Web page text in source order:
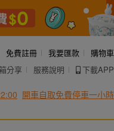
免費註冊 我要匯款
購物車
分享 服務說明 下載APP
開車自取免費停車一小時